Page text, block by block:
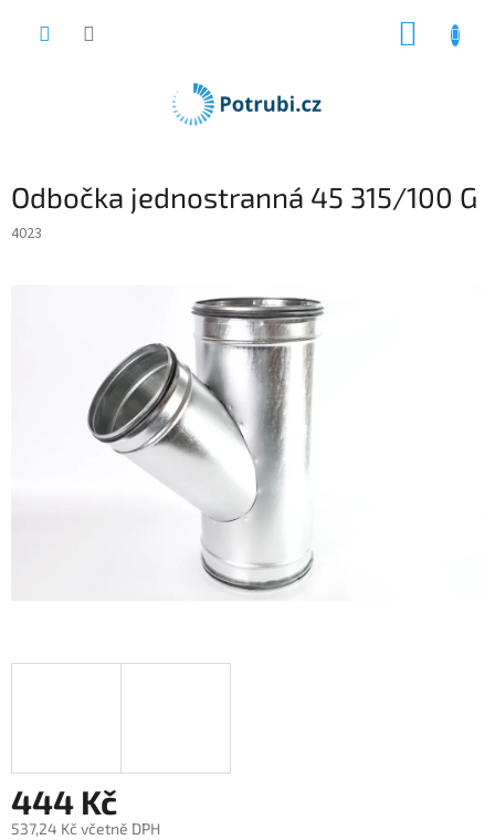
Odbočka jednostranná 45 315/100 G
4023
444 Kč
537,24 Kč včetně DPH